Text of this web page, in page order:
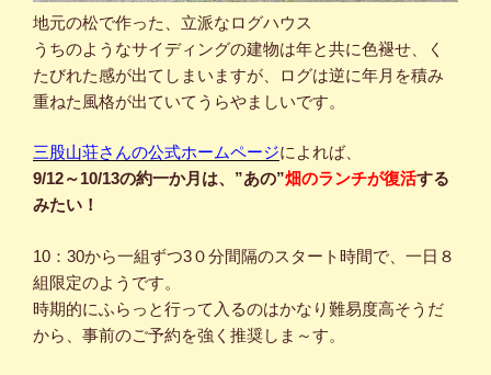
地元の松で作った、立派なログハウス
うちのようなサイディングの建物は年と共に色褪せ、く
たびれた感が出てしまいますが、ログは逆に年月を積み
重ねた風格が出ていてうらやましいです。
三股山荘さんの公式ホームページによれば、
9/12～10/13の約一か月は、”あの”畑のランチが復活する
みたい！
10：30から一組ずつ3０分間隔のスタート時間で、一日８
組限定のようです。
時期的にふらっと行って入るのはかなり難易度高そうだ
から、事前のご予約を強く推奨しま～す。